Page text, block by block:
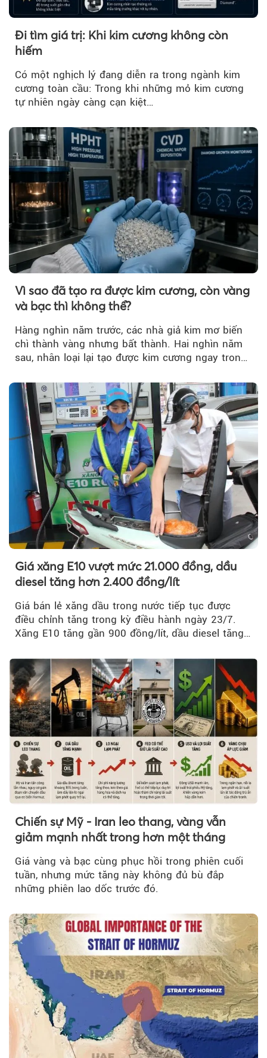
Đi tìm giá trị: Khi kim cương không còn
hiếm
Có một nghịch lý đang diễn ra trong ngành kim
cương toàn cầu: Trong khi những mỏ kim cương
tự nhiên ngày càng cạn kiệt…
Vì sao đã tạo ra được kim cương, còn vàng
và bạc thì không thể?
Hàng nghìn năm trước, các nhà giả kim mơ biến
chì thành vàng nhưng bất thành. Hai nghìn năm
sau, nhân loại lại tạo được kim cương ngay trong
Giá xăng E10 vượt mức 21.000 đồng, dầu
diesel tăng hơn 2.400 đồng/lít
Giá bán lẻ xăng dầu trong nước tiếp tục được
điều chỉnh tăng trong kỳ điều hành ngày 23/7.
Xăng E10 tăng gần 900 đồng/lít, dầu diesel tăng
Chiến sự Mỹ - Iran leo thang, vàng vẫn
giảm mạnh nhất trong hơn một tháng
Giá vàng và bạc cùng phục hồi trong phiên cuối
tuần, nhưng mức tăng này không đủ bù đắp
những phiên lao dốc trước đó.